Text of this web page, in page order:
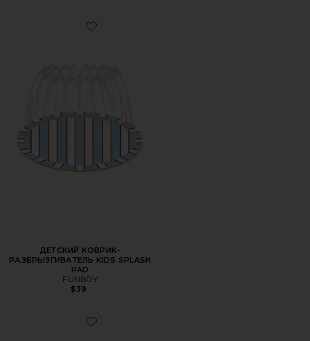
Favorite ДЕТСКИЙ КОВРИК-РАЗБРЫЗГИВАТЕЛЬ KIDS
ДЕТСКИЙ КОВРИК-
РАЗБРЫЗГИВАТЕЛЬ KIDS SPLASH
PAD
FUNBOY
$39
Favorite ПОЛОСАТЫЙ БАССЕЙН ДЛЯ ЗАГАРА STRIPED